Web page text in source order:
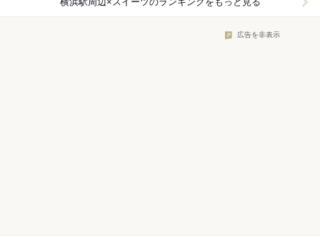
広告を非表示